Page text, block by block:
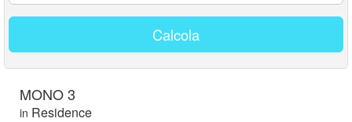
Calcola
MONO 3
in Residence